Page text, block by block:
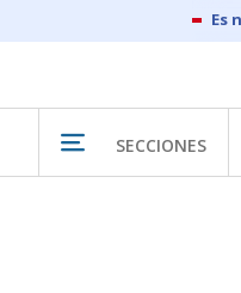
SECCIONES